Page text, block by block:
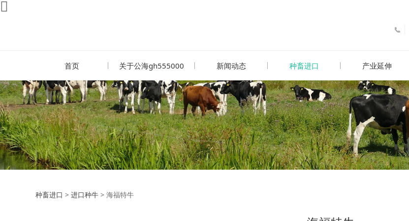
首页 关于公海gh555000 新闻动态 种畜进口 产业延伸
海福特牛
种畜进口 > 进口种牛 > 海福特牛